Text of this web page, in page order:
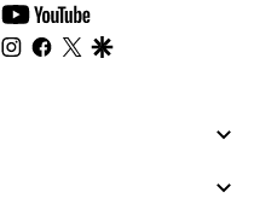
youtube-
footer
instagram
facebook
twitter